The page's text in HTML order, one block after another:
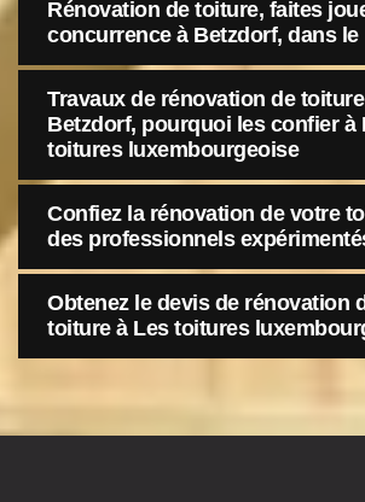
Rénovation de toiture, faites
concurrence à Betzdorf, dans le
Travaux de rénovation de
Betzdorf, pourquoi les confier à
toitures luxembourgeoise
Confiez la rénovation de votre
des professionnels
Obtenez le devis de rénovation
toiture à Les toitures